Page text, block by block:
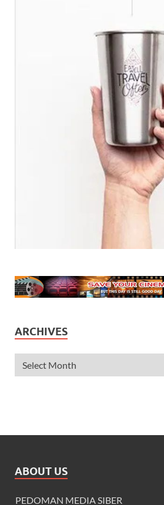
ARCHIVES
ABOUT US
PEDOMAN MEDIA SIBER